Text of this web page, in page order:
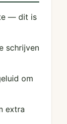
— dit is
schrijven
om
extra